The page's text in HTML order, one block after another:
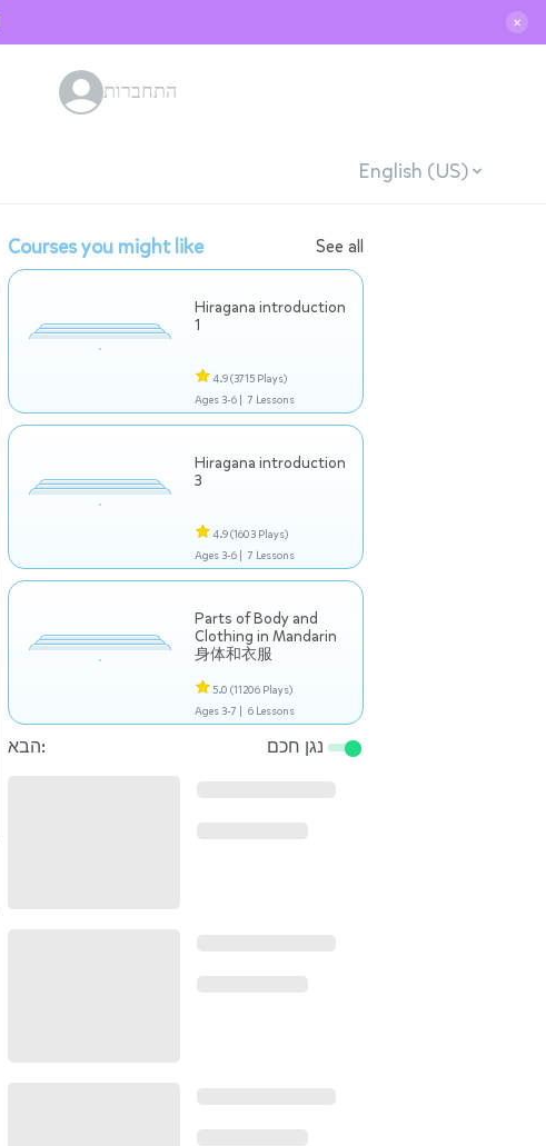
✕
התחברות
English (US)
Courses you might like See all
Hiragana introduction
1
4.9(3715 Plays)
Ages 3-6 | 7 Lessons
Hiragana introduction
3
4.9(1603 Plays)
Ages 3-6 | 7 Lessons
Parts of Body and
Clothing in Mandarin
身体和衣服
5.0 (11206 Plays)
Ages 3-7 | 6 Lessons
הבא: